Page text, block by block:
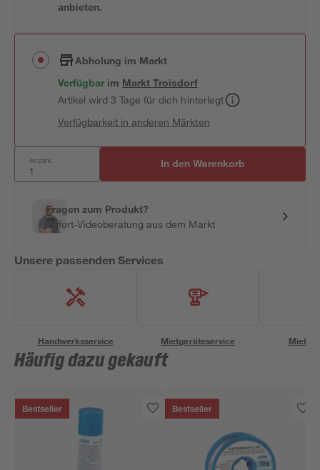
anbieten.
Abholung im Markt
Verfügbar im MarktTroisdorf
Artikel wird 3 Tage für dich hinterlegt
Verfügbarkeit in anderen Märkten
Anzahl: In den Warenkorb
Fragen zum Produkt?
Sofort-Videoberatung aus dem Markt
Unsere passenden Services
Handwerksservice Mietgeräteservice
Häufig dazu gekauft
Bestseller Bestseller